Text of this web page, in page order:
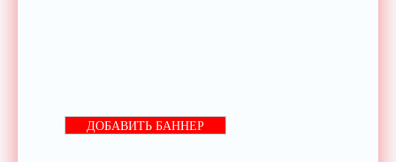
ДОБАВИТЬ БАННЕР